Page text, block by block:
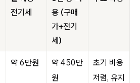
전기세
용 (구매
가+전기
세)
약 6만원
약 450만
원
초기 비용
저렴, 유지